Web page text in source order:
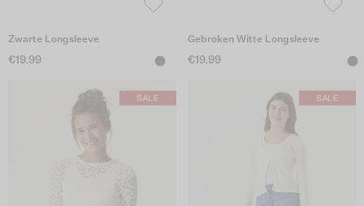
Zwarte Longsleeve
€19.99
Gebroken Witte Longsleeve
€19.99